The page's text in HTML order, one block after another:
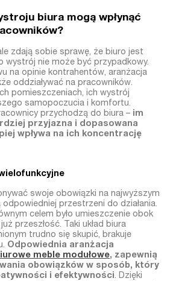
biura mogą wpłynąć
zdają sobie sprawę, że biuro jest
wystrój nie może być przypadkowy.
na opinie kontrahentów, aranżacja
oddziaływać na pracowników.
pomieszczeniach, ich wystrój
samopoczucia i komfortu.
przychodzą do biura – im
przyjazna i dopasowana
wpływa na ich koncentrację
swoje obowiązki na najwyższym
przestrzeni do działania.
celem było umieszczenie obok
przeszłość. Taki układ biura
trudno się skupić, brakuje
Odpowiednia aranżacja
meble modułowe, zapewnią
obowiązków w sposób, który
i efektywności. Dzięki